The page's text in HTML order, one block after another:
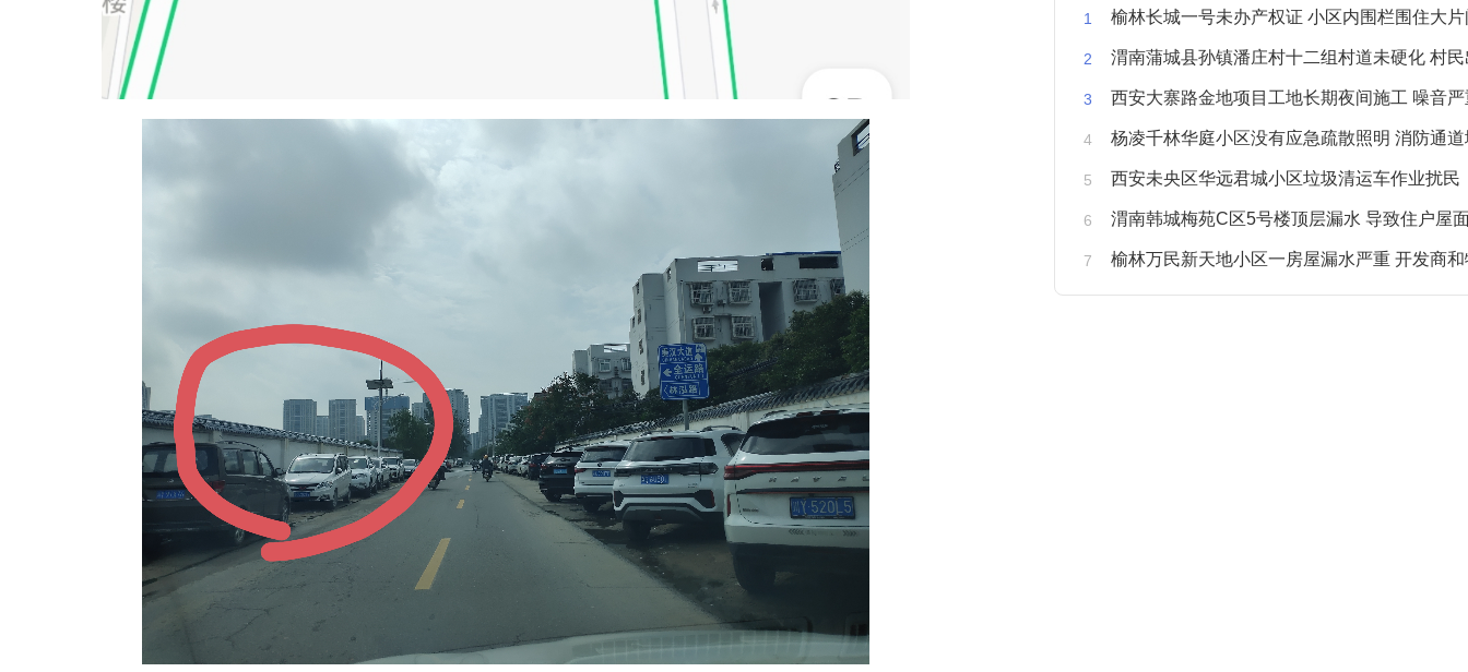
榆林长城一号未办产权证 小区内围栏围住大片闲置
渭南蒲城县孙镇潘庄村十二组村道未硬化 村民出
西安大寨路金地项目工地长期夜间施工 噪音严重
杨凌千林华庭小区没有应急疏散照明 消防通
西安未央区华远君城小区垃圾清运车作业扰民
渭南韩城梅苑C区5号楼顶层漏水 导致住户屋面被
榆林万民新天地小区一房屋漏水严重 开发商和物业不予